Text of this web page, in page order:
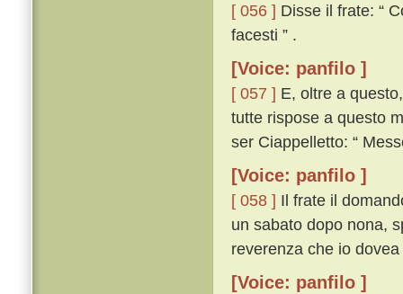
[ 056 ] Disse il frate: “
facesti ” .
[Voice: panfilo ]
[ 057 ] E, oltre a
tutte rispose a questo
ser Ciappelletto: “
[Voice: panfilo ]
[ 058 ] Il frate il
un sabato dopo nona,
reverenza che io dovea
[Voice: panfilo ]